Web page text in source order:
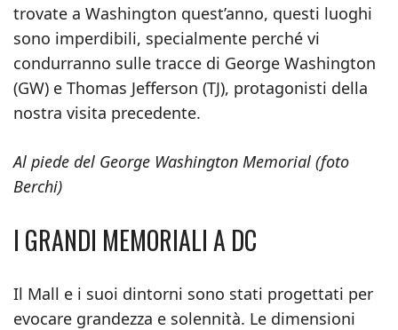
trovate a Washington quest’anno, questi luoghi
sono imperdibili, specialmente perché vi
condurranno sulle tracce di George Washington
(GW) e Thomas Jefferson (TJ), protagonisti della
nostra visita precedente.
Al piede del George Washington Memorial (foto
Berchi)
I GRANDI MEMORIALI A DC
Il Mall e i suoi dintorni sono stati progettati per
evocare grandezza e solennità. Le dimensioni